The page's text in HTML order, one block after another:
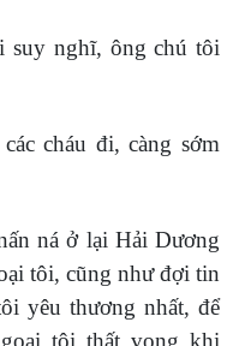
suy nghĩ, ông chú tôi
cháu đi, càng sớm
ná ở lại Hải Dương
tôi, cũng như đợi tin
yêu thương nhất, để